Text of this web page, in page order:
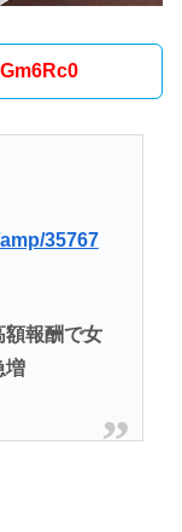
35767
額報酬で女
増